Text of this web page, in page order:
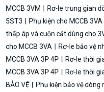
MCCB 3VM
Rơ-le trung gian
5ST3
Phụ kiện cho MCCB 3VA
thấp áp và cuộn cắt dùng cho
cho MCCB 3VA
Rơ-le bảo vệ
MCCB 3VA 3P 4P
Rơ-le thời
MCCB 3VA 3P 4P
Rơ-le thời
BẢO VỆ
Phụ kiện bảo vệ dòng